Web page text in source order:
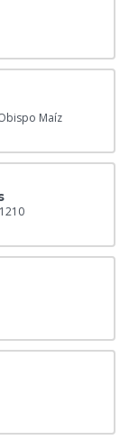
Maíz